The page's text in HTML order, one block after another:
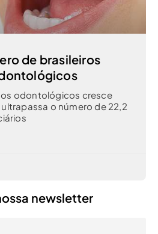
de brasileiros
odontológicos cresce
o número de 22,2
newsletter